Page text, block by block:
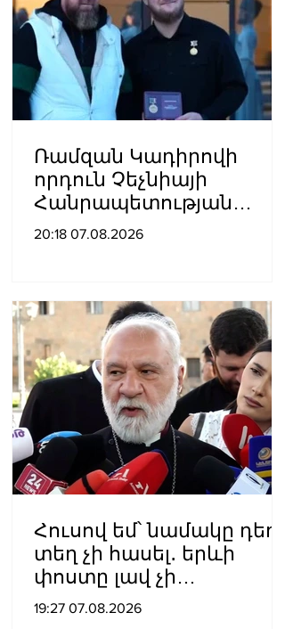
Ռամզան Կադիրովի
որդուն Չեչնիայի
Հանրապետության
հերոսի կոչում են
20:18 07.08.2026
Հուսով եմ՝ նամակը դեռ
տեղ չի հասել․ երևի
փոստը լավ չի
աշխատում․ Նաթան
19:27 07.08.2026